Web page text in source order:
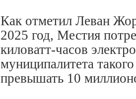
Как отметил Леван
2025 год, Местия
киловатт-часов
муниципалитета
превышать 10